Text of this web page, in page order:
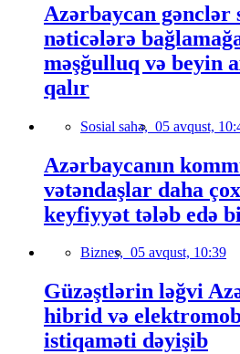
Azərbaycan gənclər
nəticələrə
məşğulluq və beyin
qalır
Sosial sahə, 05 avqust,
Azərbaycanın
vətəndaşlar daha
keyfiyyət tələb edə
Biznes, 05 avqust, 10:39
Güzəştlərin ləğvi
hibrid və
istiqaməti dəyişib